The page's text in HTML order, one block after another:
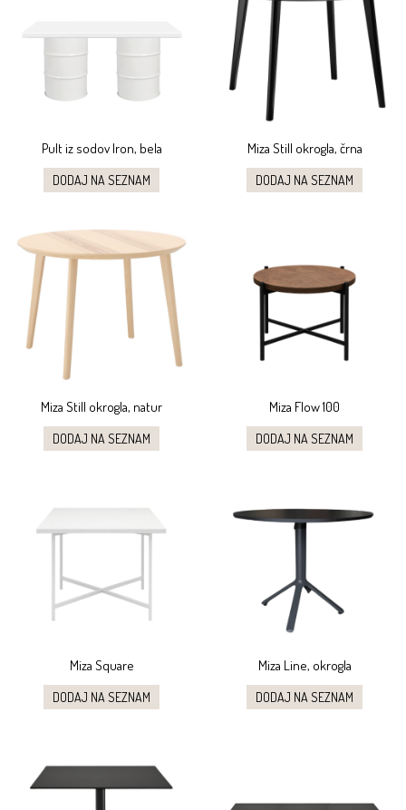
Pult iz sodov Iron, bela
DODAJ NA SEZNAM
Miza Still okrogla, črna
DODAJ NA SEZNAM
Miza Still okrogla, natur
DODAJ NA SEZNAM
Miza Flow 100
DODAJ NA SEZNAM
Miza Square
DODAJ NA SEZNAM
Miza Line, okrogla
DODAJ NA SEZNAM